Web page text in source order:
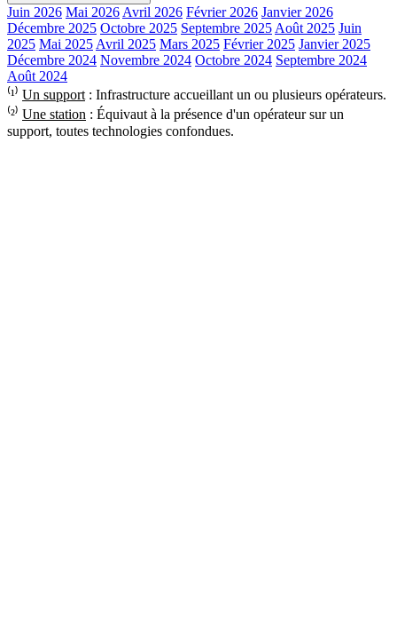
Juin 2026 Mai 2026 Avril 2026 Février 2026 Janvier 2026
Décembre 2025 Octobre 2025 Septembre 2025 Août 2025 Juin
2025 Mai 2025 Avril 2025 Mars 2025 Février 2025 Janvier 2025
Décembre 2024 Novembre 2024 Octobre 2024 Septembre 2024
Août 2024
⁽¹⁾ Un support : Infrastructure accueillant un ou plusieurs opérateurs.
⁽²⁾ Une station : Équivaut à la présence d'un opérateur sur un
support, toutes technologies confondues.